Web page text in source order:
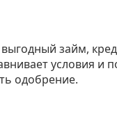
выгодный займ,
условия и
одобрение.